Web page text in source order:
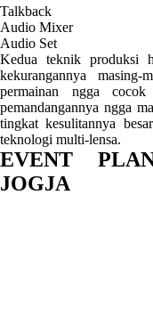
Talkback
Audio Mixer
Audio Set
Kedua teknik produksi
kekurangannya
permainan ngga
pemandangannya ngga
tingkat kesulitannya
teknologi multi-lensa.
EVENT
JOGJA